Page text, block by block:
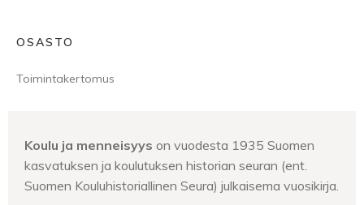
OSASTO
Toimintakertomus
Koulu ja menneisyys on vuodesta 1935 Suomen
kasvatuksen ja koulutuksen historian seuran (ent.
Suomen Kouluhistoriallinen Seura) julkaisema vuosikirja.